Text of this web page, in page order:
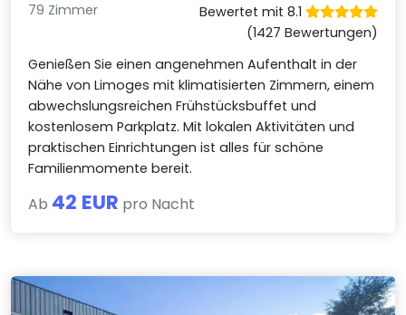
79 Zimmer
Bewertet mit 8.1
(1427 Bewertungen)
Genießen Sie einen angenehmen Aufenthalt in der
Nähe von Limoges mit klimatisierten Zimmern, einem
abwechslungsreichen Frühstücksbuffet und
kostenlosem Parkplatz. Mit lokalen Aktivitäten und
praktischen Einrichtungen ist alles für schöne
Familienmomente bereit.
Ab 42 EUR pro Nacht